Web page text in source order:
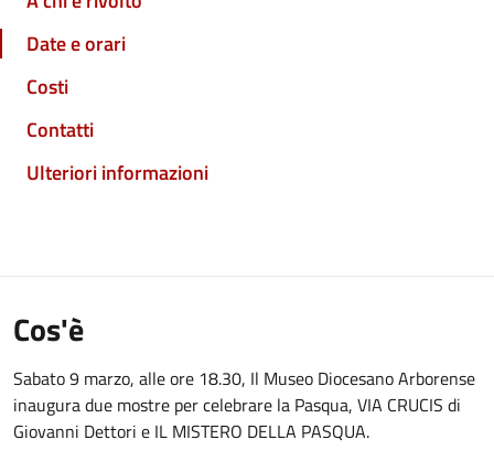
Date e orari
Costi
Contatti
Ulteriori informazioni
Cos'è
Sabato 9 marzo, alle ore 18.30, Il Museo Diocesano Arborense
inaugura due mostre per celebrare la Pasqua, VIA CRUCIS di
Giovanni Dettori e IL MISTERO DELLA PASQUA.